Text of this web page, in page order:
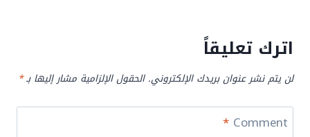
اترك تعليقاً
لن يتم نشر عنوان بريدك الإلكتروني. الحقول الإلزامية مشار إليها بـ*
Comment
*